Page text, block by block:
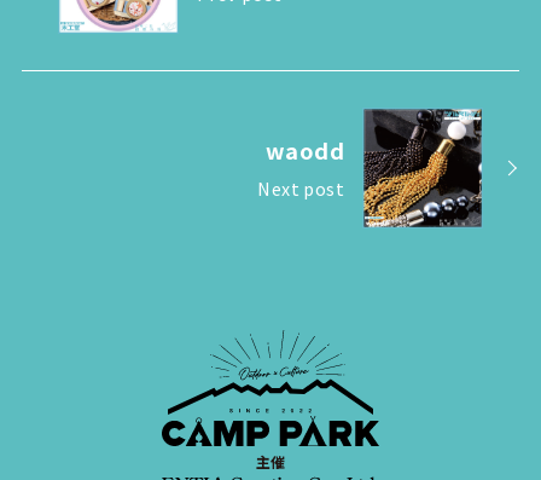
waodd
Next post
主催